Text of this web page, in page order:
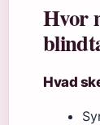
Hvor
Hvad